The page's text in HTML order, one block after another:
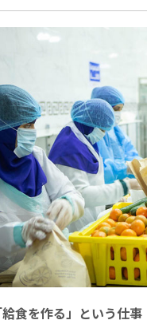
給食を作る」という仕事